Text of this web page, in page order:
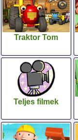
Traktor Tom
Teljes filmek